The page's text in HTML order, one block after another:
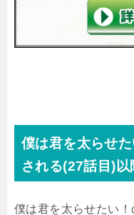
僕は君を太らせ
される(27話目)以
僕は君を太らせたい